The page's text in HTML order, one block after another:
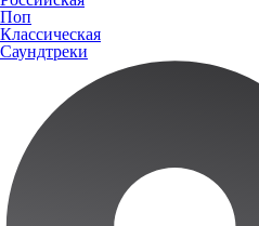
Поп
Классическая
Саундтреки